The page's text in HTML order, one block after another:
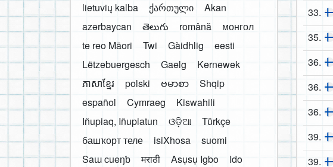
33.
35.
36.
36.
36.
39.
39.
lietuvių kalba
ქართული
Akan
azərbaycan
తెలుగు română
монгол
te reo Māori
Twi Gàidhlig
eesti
Lëtzebuergesch
Gaelg
Kernewek
ភាសាខ្មែរ
polski ဗမာစာ
Shqip
español
Cymraeg
Kiswahili
Iñupiaq, Iñupiatun
ଓଡ଼ିଆ
Türkçe
башҡорт теле
isiXhosa
suomi
Saɯ cueŋƅ
मराठी Asụsụ Igbo
Ido